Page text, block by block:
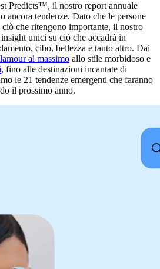
Predicts™, il nostro report annuale
ancora tendenze. Dato che le persone
ciò che ritengono importante, il nostro
unici su ciò che accadrà in
cibo, bellezza e tanto altro. Dai
al massimo allo stile morbidoso e
, fino alle destinazioni incantate di
le 21 tendenze emergenti che faranno
il prossimo anno.